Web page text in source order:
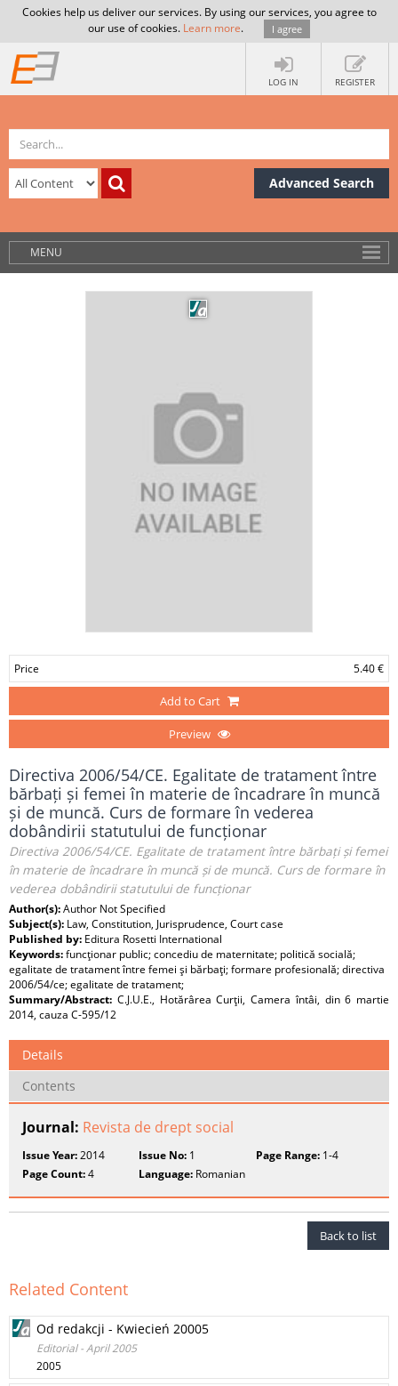
Cookies help us deliver our services. By using our services, you agree to
our use of cookies. Learn more. I agree
LOG IN REGISTER
Advanced Search
MENU
Price 5.40 €
Add to Cart
Preview
Directiva 2006/54/CE. Egalitate de tratament între
bărbați și femei în materie de încadrare în muncă
și de muncă. Curs de formare în vederea
dobândirii statutului de funcționar
Directiva 2006/54/CE. Egalitate de tratament între bărbați și femei
în materie de încadrare în muncă și de muncă. Curs de formare în
vederea dobândirii statutului de funcționar
Author(s):Author Not Specified
Subject(s): Law, Constitution, Jurisprudence, Court case
Published by: Editura Rosetti International
Keywords:funcţionar public; concediu de maternitate; politică socială;
egalitate de tratament între femei şi bărbaţi; formare profesională; directiva
2006/54/ce; egalitate de tratament;
Summary/Abstract: C.J.U.E., Hotărârea Curţii, Camera întâi, din 6 martie
2014, cauza C-595/12
Details
Contents
Journal: Revista de drept social
Issue Year:2014 Issue No: 1 Page Range:1-4
Page Count:4 Language: Romanian
Back to list
Related Content
Od redakcji - Kwiecień 20005
Editorial - April 2005
2005